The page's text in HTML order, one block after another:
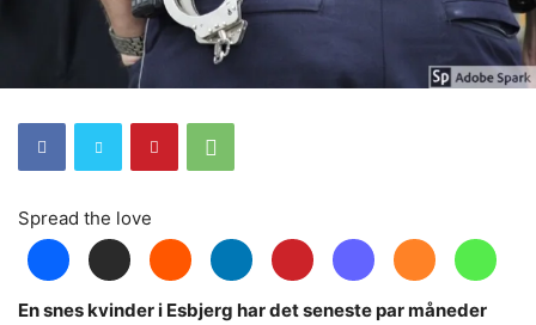
Spread the love
En snes kvinder i Esbjerg har det seneste par måneder